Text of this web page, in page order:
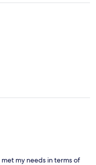
my needs in terms of